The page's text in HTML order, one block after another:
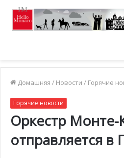
Домашняя / Новости / Горячие
Горячие новости
Оркестр Монте-
отправляется в